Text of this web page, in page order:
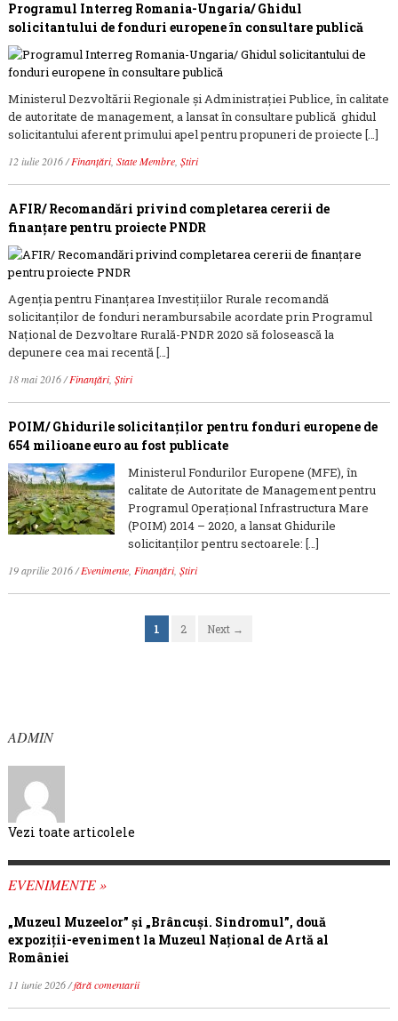
Programul Interreg Romania-Ungaria/ Ghidul
solicitantului de fonduri europene în consultare publică
Ministerul Dezvoltării Regionale și Administrației Publice, în calitate
de autoritate de management, a lansat în consultare publică ghidul
solicitantului aferent primului apel pentru propuneri de proiecte […]
12 iulie 2016/Finanțări, State Membre, Știri
AFIR/ Recomandări privind completarea cererii de
finanțare pentru proiecte PNDR
Agenţia pentru Finanţarea Investiţiilor Rurale recomandă
solicitanților de fonduri nerambursabile acordate prin Programul
Național de Dezvoltare Rurală-PNDR 2020 să folosească la
depunere cea mai recentă […]
18 mai 2016/Finanțări, Știri
POIM/ Ghidurile solicitanților pentru fonduri europene de
654 milioane euro au fost publicate
Ministerul Fondurilor Europene (MFE), în
calitate de Autoritate de Management pentru
Programul Operațional Infrastructura Mare
(POIM) 2014 – 2020, a lansat Ghidurile
solicitanților pentru sectoarele: […]
19 aprilie 2016/Evenimente, Finanțări, Știri
1 2 Next →
ADMIN
Vezi toate articolele
EVENIMENTE »
„Muzeul Muzeelor” și „Brâncuși. Sindromul”, două
expoziții-eveniment la Muzeul Național de Artă al
României
11 iunie 2026 /fără comentarii